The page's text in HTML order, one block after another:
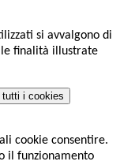
si avvalgono di
finalità illustrate
i cookies
cookie consentire.
il funzionamento